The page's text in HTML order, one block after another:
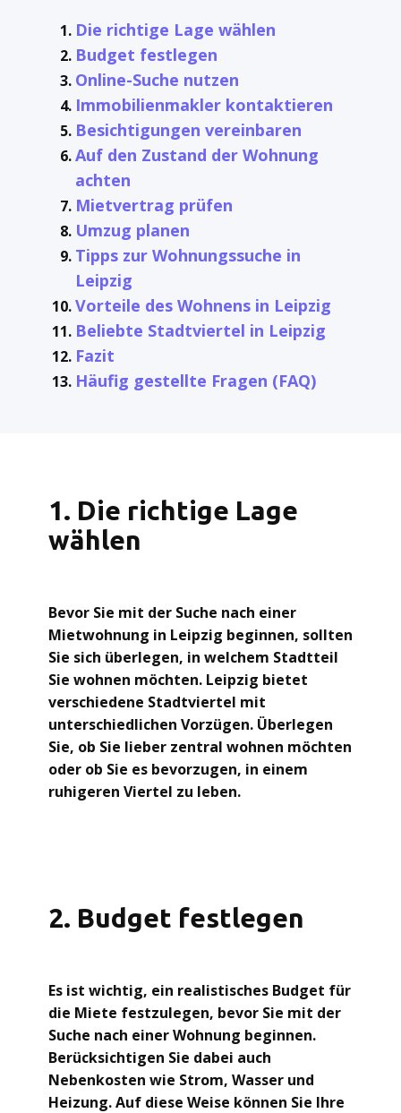
Die richtige Lage wählen
Budget festlegen
Online-Suche nutzen
Immobilienmakler kontaktieren
Besichtigungen vereinbaren
Auf den Zustand der Wohnung
achten
Mietvertrag prüfen
Umzug planen
Tipps zur Wohnungssuche in
Leipzig
Vorteile des Wohnens in Leipzig
Beliebte Stadtviertel in Leipzig
Fazit
Häufig gestellte Fragen (FAQ)
1. Die richtige Lage
wählen
Bevor Sie mit der Suche nach einer
Mietwohnung in Leipzig beginnen, sollten
Sie sich überlegen, in welchem Stadtteil
Sie wohnen möchten. Leipzig bietet
verschiedene Stadtviertel mit
unterschiedlichen Vorzügen. Überlegen
Sie, ob Sie lieber zentral wohnen möchten
oder ob Sie es bevorzugen, in einem
ruhigeren Viertel zu leben.
2. Budget festlegen
Es ist wichtig, ein realistisches Budget für
die Miete festzulegen, bevor Sie mit der
Suche nach einer Wohnung beginnen.
Berücksichtigen Sie dabei auch
Nebenkosten wie Strom, Wasser und
Heizung. Auf diese Weise können Sie Ihre